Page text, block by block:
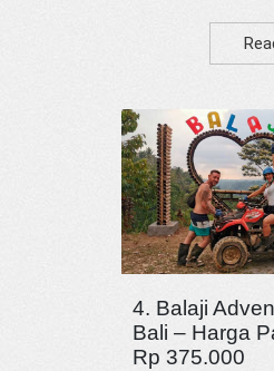
4. Balaji
Bali – Harga
Rp 375.000